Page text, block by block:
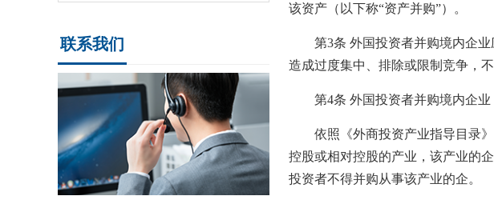
联系我们
该资产（以下称“资产并购”）。
第3条 外国投资者并购境内企业
造成过度集中、排除或限制竞争，
第4条 外国投资者并购境内企业
依照《外商投资产业指导目录》
控股或相对控股的产业，该产业的
投资者不得并购从事该产业的企。